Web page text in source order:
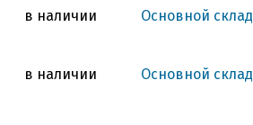
в наличии Основной склад
в наличии Основной склад